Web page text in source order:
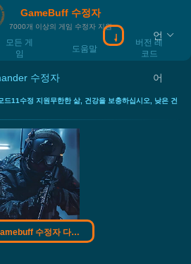
GameBuff 수정자
7000개 이상의 게임 수정자 지원
모든 게
임
도움말
버전 레
코드
Gamebuff 수정
언
어
수정자
11수정 지원무한한 삶, 건강을 보충하십시오, 낮은 건
수정자 다운로드